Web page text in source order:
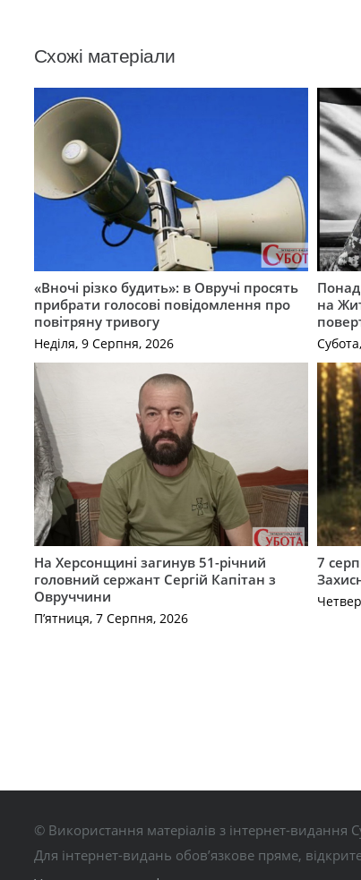
Схожі матеріали
«Вночі різко будить»: в Овручі просять
прибрати голосові повідомлення про
повітряну тривогу
Неділя, 9 Серпня, 2026
Понад
на
На Херсонщині загинув 51-річний
головний сержант Сергій Капітан з
Овруччини
П’ятниця, 7 Серпня, 2026
7
© Використання матеріалів з інтернет-
Для інтернет-видань обов’язкове пряме,